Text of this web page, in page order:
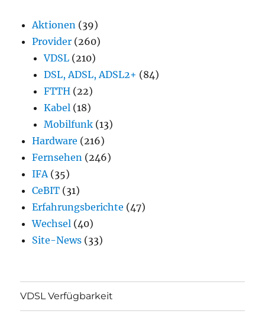
Aktionen (39)
Provider (260)
VDSL (210)
DSL, ADSL, ADSL2+ (84)
FTTH (22)
Kabel (18)
Mobilfunk (13)
Hardware (216)
Fernsehen (246)
IFA (35)
CeBIT (31)
Erfahrungsberichte (47)
Wechsel (40)
Site-News (33)
VDSL Verfügbarkeit